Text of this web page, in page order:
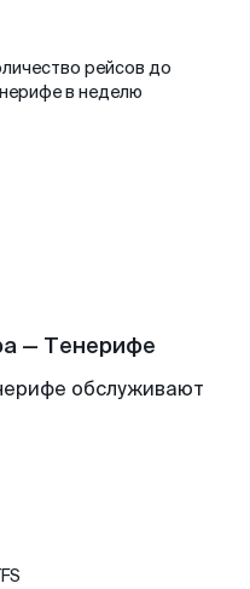
рейсов до
в неделю
— Тенерифе
обслуживают